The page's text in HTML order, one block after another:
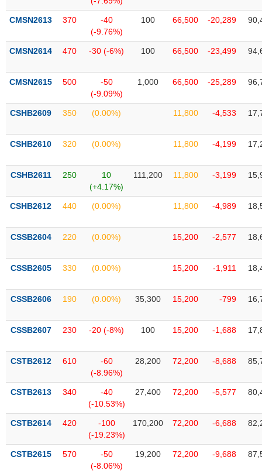
CMSN2613 370
-40
(-9.76%)
100 66,500 -20,289
CMSN2614 470 -30 (-6%) 100 66,500 -23,499
CMSN2615 500
-50
(-9.09%)
1,000 66,500 -25,289
CSHB2609 350 (0.00%) 11,800 -4,533
CSHB2610 320 (0.00%) 11,800 -4,199
CSHB2611 250
10
(+4.17%)
111,200 11,800 -3,199
CSHB2612 440 (0.00%) 11,800 -4,989
CSSB2604 220 (0.00%) 15,200 -2,577
CSSB2605 330 (0.00%) 15,200 -1,911
CSSB2606 190 (0.00%) 35,300 15,200 -799
CSSB2607 230 -20 (-8%) 100 15,200 -1,688
CSTB2612 610
-60
(-8.96%)
28,200 72,200 -8,688
CSTB2613 340
-40
(-10.53%)
27,400 72,200 -5,577
CSTB2614 420
-100
(-19.23%)
170,200 72,200 -6,688
CSTB2615 570
-50
(-8.06%)
19,200 72,200 -9,688
TÀI
TIN
VỤ
THÔNG
TIỆN
ÍCH
BẤT
SẢN
Mã
chứng
(-)
Cổ phiếu Chỉ số